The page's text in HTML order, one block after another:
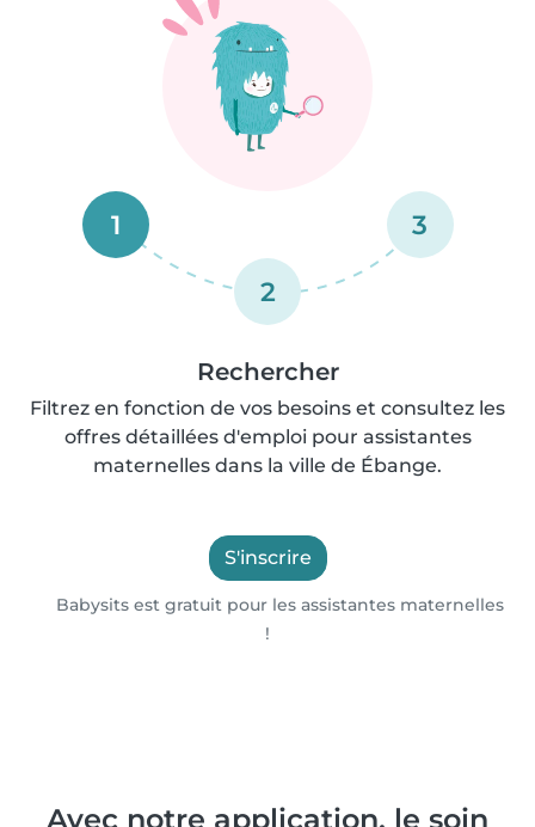
1
2
3
Rechercher
Filtrez en fonction de vos besoins et consultez les
offres détaillées d'emploi pour assistantes
maternelles dans la ville de Ébange.
S'inscrire
Babysits est gratuit pour les assistantes maternelles
!
Avec notre application, le soin